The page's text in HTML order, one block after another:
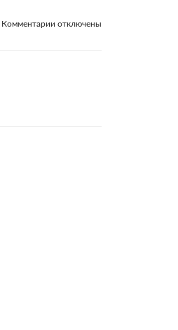
Комментарии отключены